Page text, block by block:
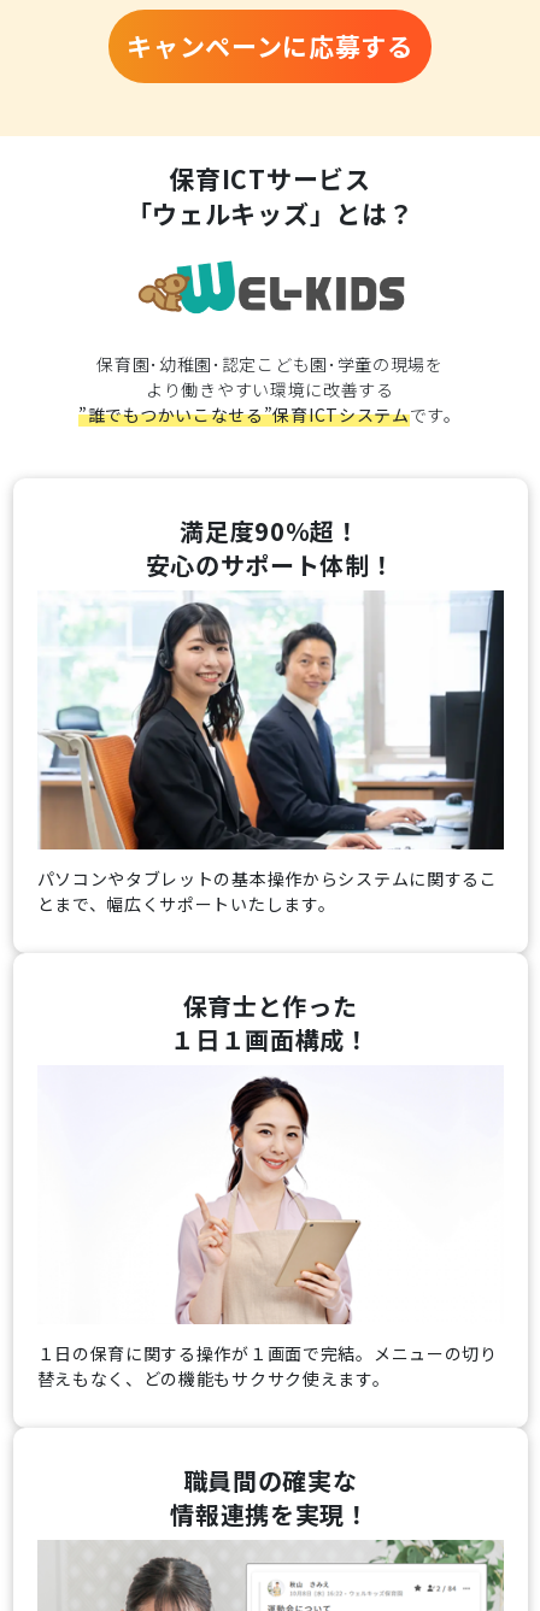
キャンペーンに応募する
保育ICTサービス
「ウェルキッズ」とは？
保育園･幼稚園･認定こども園･学童の現場を
より働きやすい環境に改善する
”誰でもつかいこなせる”保育ICTシステムです。
満足度90％超！
安心のサポート体制！
パソコンやタブレットの基本操作からシステムに関するこ
とまで、幅広くサポートいたします。
保育士と作った
１日１画面構成！
１日の保育に関する操作が１画面で完結。メニューの切り
替えもなく、どの機能もサクサク使えます。
職員間の確実な
情報連携を実現！